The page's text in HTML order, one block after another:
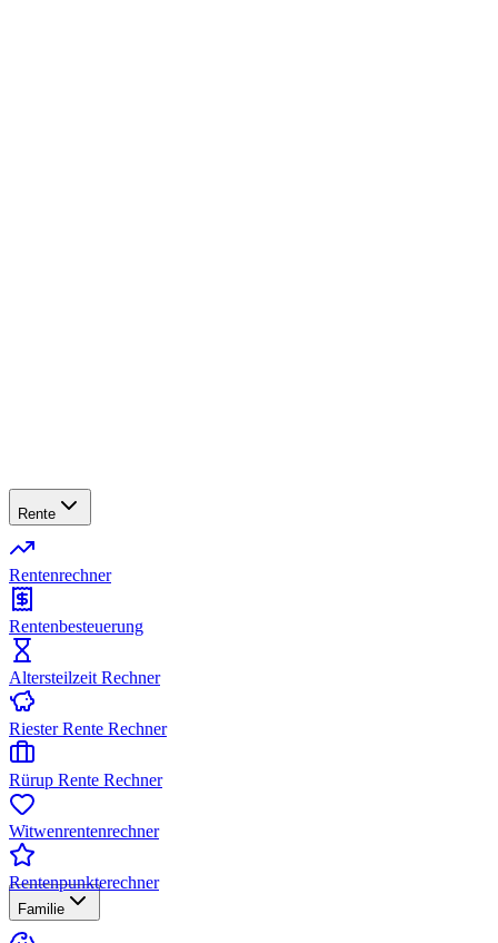
Rente
Rentenrechner
Rentenbesteuerung
Altersteilzeit Rechner
Riester Rente Rechner
Rürup Rente Rechner
Witwenrentenrechner
Rentenpunkterechner
Familie